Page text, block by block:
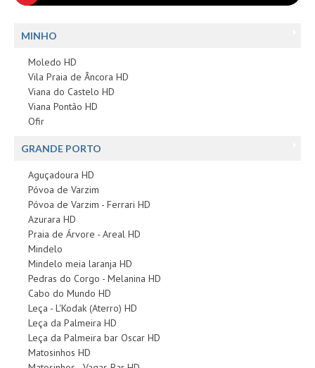
MINHO
Moledo HD
Vila Praia de Âncora HD
Viana do Castelo HD
Viana Pontão HD
Ofir
GRANDE PORTO
Aguçadoura HD
Póvoa de Varzim
Póvoa de Varzim - Ferrari HD
Azurara HD
Praia de Árvore - Areal HD
Mindelo
Mindelo meia laranja HD
Pedras do Corgo - Melanina HD
Cabo do Mundo HD
Leça - L'Kodak (Aterro) HD
Leça da Palmeira HD
Leça da Palmeira bar Oscar HD
Matosinhos HD